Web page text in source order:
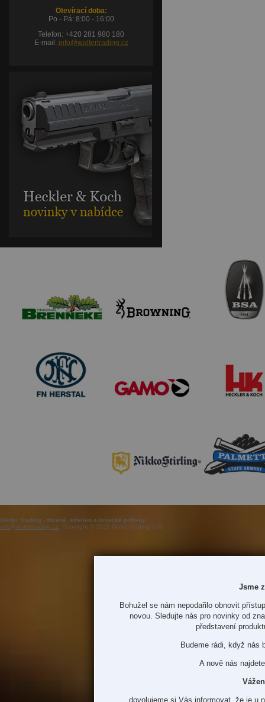
Otevírací doba:
Po - Pá: 8:00 - 16:00
Telefon: +420 281 980 180
E-mail: info@waltertrading.cz
Walter Trading - zbraně, střelivo a lovecké potřeby
info@waltertrading.cz , Copyright © 2026 Walter trading s.r.o.
Jsme
Bohužel se nám nepodařilo obnovit
novou. Sledujte nás pro novinky od
představení
Budeme rádi, když nás
A nově nás
dovolujeme si Vás informovat, že je u